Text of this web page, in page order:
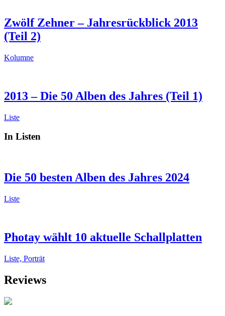
Zwölf Zehner – Jahresrückblick 2013
(Teil 2)
Kolumne
2013 – Die 50 Alben des Jahres (Teil 1)
Liste
In Listen
Die 50 besten Alben des Jahres 2024
Liste
Photay wählt 10 aktuelle Schallplatten
Liste, Porträt
Reviews